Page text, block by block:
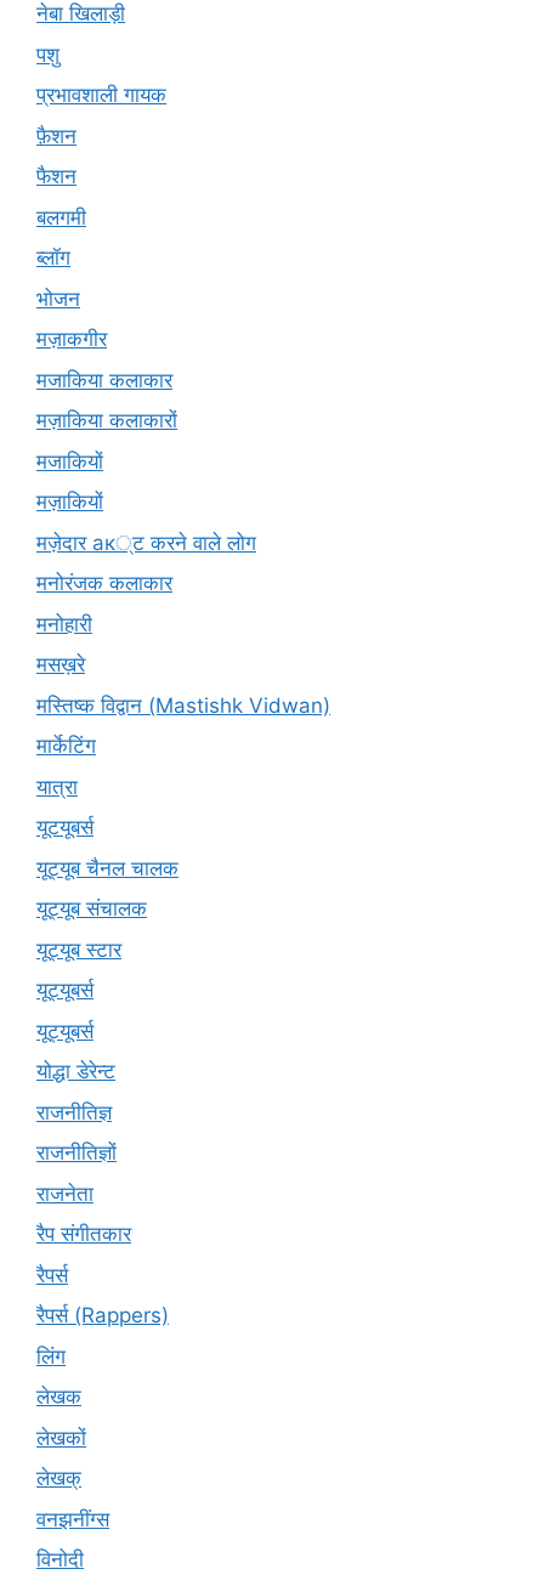
नेबा खिलाड़ी
पशु
प्रभावशाली गायक
फ़ैशन
फैशन
बलगमी
ब्लॉग
भोजन
मज़ाकगीर
मजाकिया कलाकार
मज़ाकिया कलाकारों
मजाकियों
मज़ाकियों
मज़ेदार ак्ट करने वाले लोग
मनोरंजक कलाकार
मनोहारी
मसख़रे
मस्तिष्क विद्वान (Mastishk Vidwan)
मार्केटिंग
यात्रा
यूटयूबर्स
यूट्यूब चैनल चालक
यूट्यूब संचालक
यूट्यूब स्टार
यूट्‍यूबर्स
यूट्यूबर्स
योद्धा डेरेन्ट
राजनीतिज्ञ
राजनीतिज्ञों
राजनेता
रैप संगीतकार
रैपर्स
रैपर्स (Rappers)
लिंग
लेखक
लेखकों
लेखक्
वनझनींग्स
विनोदी